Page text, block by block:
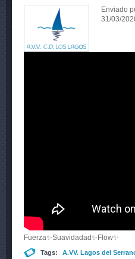
Enviado
31/03/
Fuerza✨Suavidadad✨Flow✨
Tags: A.VV. Lagos del